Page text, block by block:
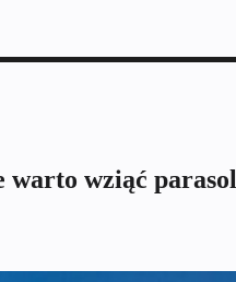
warto wziąć parasol